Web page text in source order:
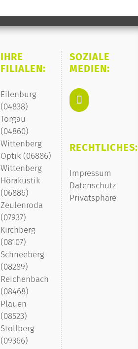
IHRE
FILIALEN:
Eilenburg
(04838)
Torgau
(04860)
Wittenberg
Optik (06886)
Wittenberg
Hörakustik
(06886)
Zeulenroda
(07937)
Kirchberg
(08107)
Schneeberg
(08289)
Reichenbach
(08468)
Plauen
(08523)
Stollberg
(09366)
SOZIALE
MEDIEN:
RECHTLICHES:
Impressum
Datenschutz
Privatsphäre